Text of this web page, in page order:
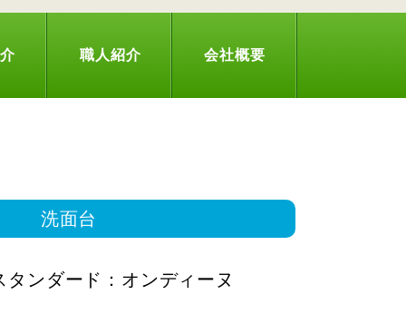
職人紹介 会社概要
洗面台
タンダード：オンディーヌ